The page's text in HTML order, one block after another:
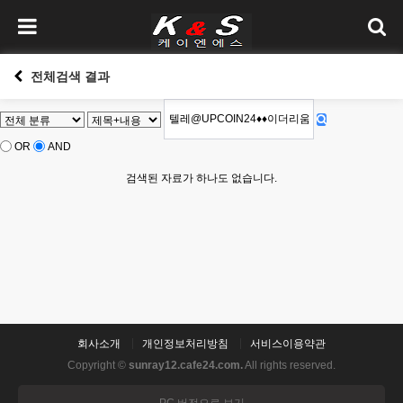
전체검색 결과
OR AND
검색된 자료가 하나도 없습니다.
회사소개 개인정보처리방침
서비스이용약관
Copyright © sunray12.cafe24.com.All rights reserved.